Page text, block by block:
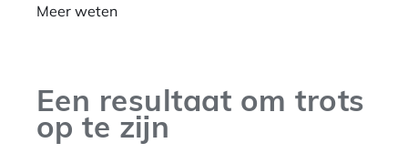
Meer weten
Een resultaat om trots
op te zijn